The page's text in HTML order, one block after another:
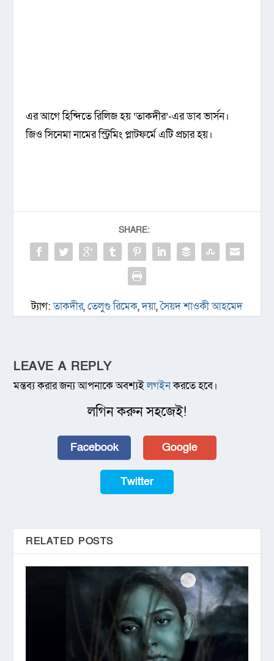
এর আগে হিন্দিতে রিলিজ হয় ‘তাকদীর’-এর ডাব ভার্সন।
জিও সিনেমা নামের স্ট্রিমিং প্লাটফর্মে এটি প্রচার হয়।
SHARE:
ট্যাগ:তাকদীর,তেলুগু রিমেক,দয়া,সৈয়দ শাওকী আহমেদ
LEAVE A REPLY
মন্তব্য করার জন্য আপনাকে অবশ্যইলগইনকরতে হবে।
লগিন করুন সহজেই!
Facebook Google
Twitter
RELATED POSTS